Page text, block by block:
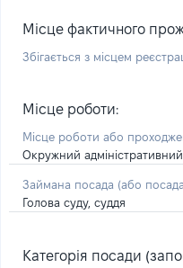
Місце фактичного
Збігається з місцем
Місце роботи:
Місце роботи або
Окружний
Займана посада (або
Голова суду, суддя
Категорія посади